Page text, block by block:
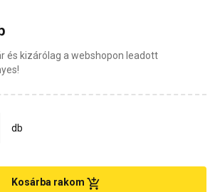
és kizárólag a webshopon leadott
db
Kosárba rakom